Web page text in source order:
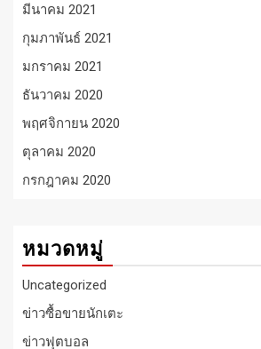
มีนาคม 2021
กุมภาพันธ์ 2021
มกราคม 2021
ธันวาคม 2020
พฤศจิกายน 2020
ตุลาคม 2020
กรกฎาคม 2020
หมวดหมู่
Uncategorized
ข่าวซื้อขายนักเตะ
ข่าวฟุตบอล